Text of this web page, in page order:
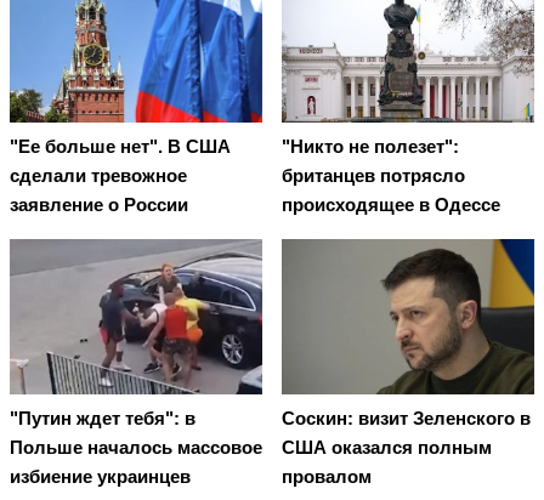
"Ее больше нет". В США
сделали тревожное
заявление о России
"Никто не полезет":
британцев потрясло
происходящее в Одессе
"Путин ждет тебя": в
Польше началось массовое
избиение украинцев
Соскин: визит Зеленского в
США оказался полным
провалом